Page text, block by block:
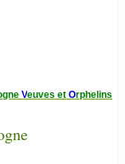
Veuves et Orphelins